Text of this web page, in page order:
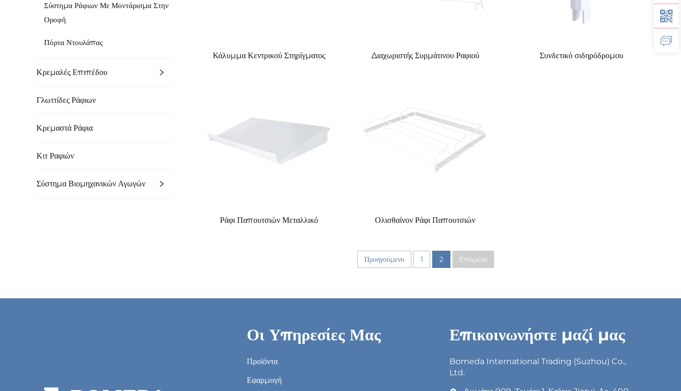
Σύστημα Ράφιων Με Μοντάρισμα Στην
Οροφή
Πόρτα Ντουλάπας
Κρεμαλές Επιπέδου
Γλωττίδες Ράφιων
Κρεμαστά Ράφια
Κιτ Ραφιών
Σύστημα Βιομηχανικών Αγωγών
Κάλυμμα Κεντρικού Στηρίγματος Διαχωριστής Συρμάτινου Ραφιού Συνδετικό σιδηρόδρομου
Ράφι Παπουτσιών Μεταλλικό Ολισθαίνον Ράφι Παπουτσιών
Προηγούμενο 1 2 Επόμενο
Οι Υπηρεσίες Μας
Προϊόντα
Εφαρμογή
Επικοινωνήστε μαζί μας
Bomeda International Trading (Suzhou) Co.,
Ltd.